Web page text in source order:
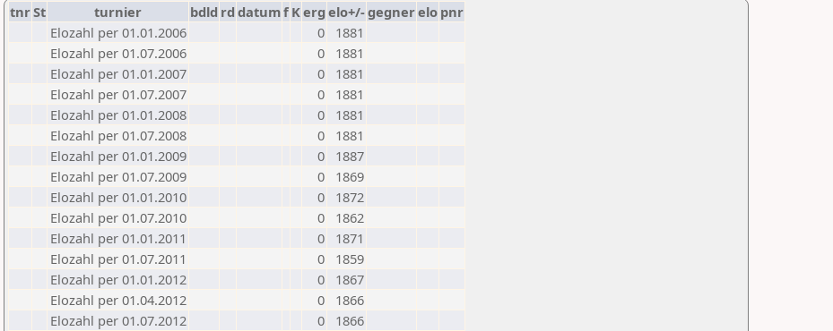
tnrSt turnier bdld rd datumf Kerg elo+/-gegnerelo pnr
Elozahl per 01.01.2006
0
1881
Elozahl per 01.07.2006
0
1881
Elozahl per 01.01.2007
0
1881
Elozahl per 01.07.2007
0
1881
Elozahl per 01.01.2008
0
1881
Elozahl per 01.07.2008
0
1881
Elozahl per 01.01.2009
0
1887
Elozahl per 01.07.2009
0
1869
Elozahl per 01.01.2010
0
1872
Elozahl per 01.07.2010
0
1862
Elozahl per 01.01.2011
0
1871
Elozahl per 01.07.2011
0
1859
Elozahl per 01.01.2012
0
1867
Elozahl per 01.04.2012
0
1866
Elozahl per 01.07.2012
0
1866